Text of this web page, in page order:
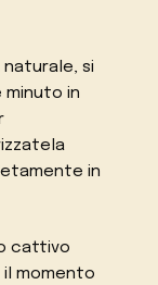
naturale, si
minuto in
in
cattivo
il momento